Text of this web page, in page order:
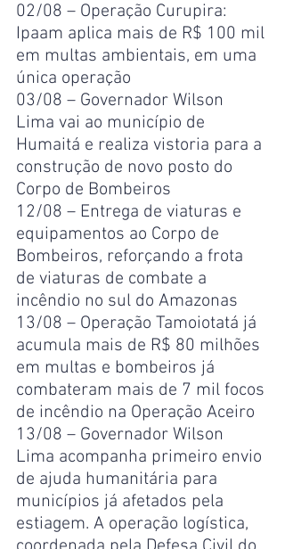
02/08 – Operação Curupira:
Ipaam aplica mais de R$ 100 mil
em multas ambientais, em uma
única operação
03/08 – Governador Wilson
Lima vai ao município de
Humaitá e realiza vistoria para a
construção de novo posto do
Corpo de Bombeiros
12/08 – Entrega de viaturas e
equipamentos ao Corpo de
Bombeiros, reforçando a frota
de viaturas de combate a
incêndio no sul do Amazonas
13/08 – Operação Tamoiotatá já
acumula mais de R$ 80 milhões
em multas e bombeiros já
combateram mais de 7 mil focos
de incêndio na Operação Aceiro
13/08 – Governador Wilson
Lima acompanha primeiro envio
de ajuda humanitária para
municípios já afetados pela
estiagem. A operação logística,